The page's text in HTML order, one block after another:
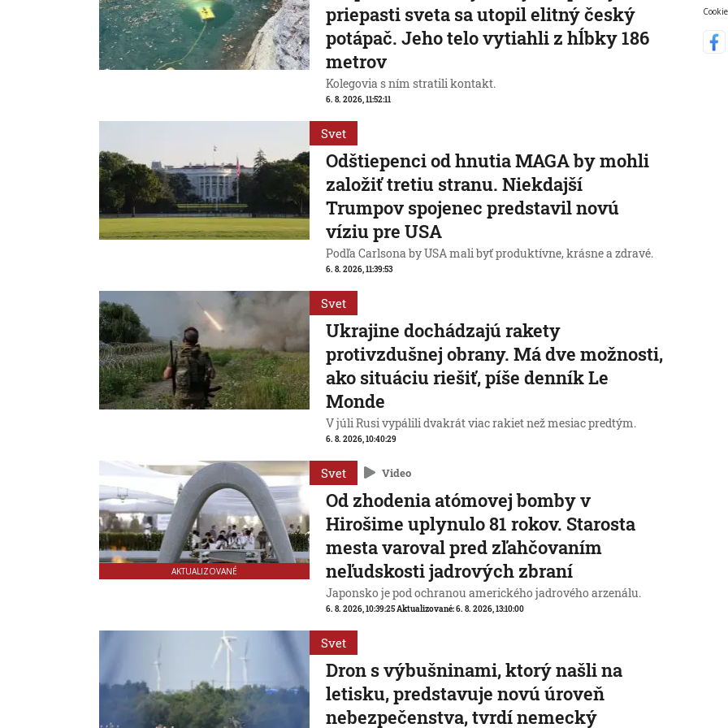
priepasti sveta sa utopil elitný český
potápač. Jeho telo vytiahli z hĺbky 186
metrov
Kolegovia s ním stratili kontakt.
6. 8. 2026, 11:52:11
Svet
Odštiepenci od hnutia MAGA by mohli
založiť tretiu stranu. Niekdajší
Trumpov spojenec predstavil novú
víziu pre USA
Podľa Carlsona by USA mali byť produktívne, krásne a zdravé.
6. 8. 2026, 11:39:53
Svet
Ukrajine dochádzajú rakety
protivzdušnej obrany. Má dve možnosti,
ako situáciu riešiť, píše denník Le
Monde
V júli Rusi vypálili dvakrát viac rakiet než mesiac predtým.
6. 8. 2026, 10:40:29
AKTUALIZOVANÉ
Svet Video
Od zhodenia atómovej bomby v
Hirošime uplynulo 81 rokov. Starosta
mesta varoval pred zľahčovaním
neľudskosti jadrových zbraní
Japonsko je pod ochranou amerického jadrového arzenálu.
6. 8. 2026, 10:39:25Aktualizované:6. 8. 2026, 13:10:00
Svet
Dron s výbušninami, ktorý našli na
letisku, predstavuje novú úroveň
nebezpečenstva, tvrdí nemecký